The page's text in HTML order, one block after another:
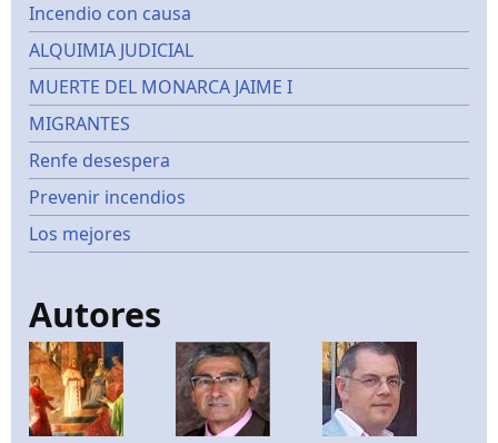
Incendio con causa
ALQUIMIA JUDICIAL
MUERTE DEL MONARCA JAIME I
MIGRANTES
Renfe desespera
Prevenir incendios
Los mejores
Autores